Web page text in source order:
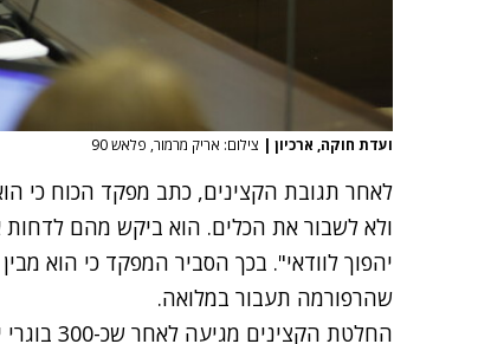
ועדת חוקה, ארכיון | צילום: אריק מרמור, פלאש 90
לאחר תגובת הקצינים, כתב מפקד הכוח כי
ולא לשבור את הכלים. הוא ביקש מהם
יהפוך לוודאי". בכך הסביר המפקד כי הוא
שהרפורמה תעבור במלואה.